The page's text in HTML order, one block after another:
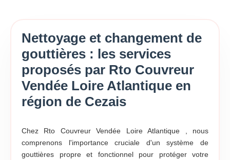
Nettoyage et changement de
gouttières : les services
proposés par Rto Couvreur
Vendée Loire Atlantique en
région de Cezais
Chez Rto Couvreur Vendée Loire Atlantique , nous
comprenons l'importance cruciale d'un système de
gouttières propre et fonctionnel pour protéger votre